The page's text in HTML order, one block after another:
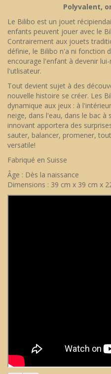
Polyvalent,
Le Bilibo est un jouet
enfants peuvent jouer avec le
Contrairement aux jouets
définie, le Bilibo n'a ni fonction
encourage l'enfant à devenir
l'utlisateur.
Tout devient sujet à des
nouvelle histoire se créer. Les
dynamique aux jeux : à
neige, dans l'eau, dans le bac à
innovant apportera des
sauter, balancer, promener,
versatile!
Fabriqué en Suisse
Âge : Dès la naissance
Dimensions : 39 cm x 39 cm x